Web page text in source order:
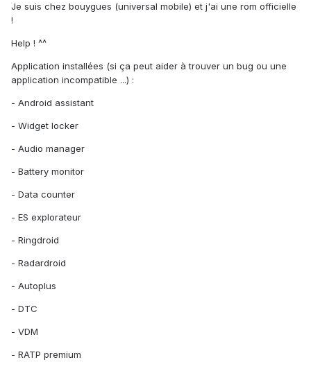
Je suis chez bouygues (universal mobile) et j'ai une rom officielle
!
Help ! ^^
Application installées (si ça peut aider à trouver un bug ou une
application incompatible ...) :
- Android assistant
- Widget locker
- Audio manager
- Battery monitor
- Data counter
- ES explorateur
- Ringdroid
- Radardroid
- Autoplus
- DTC
- VDM
- RATP premium